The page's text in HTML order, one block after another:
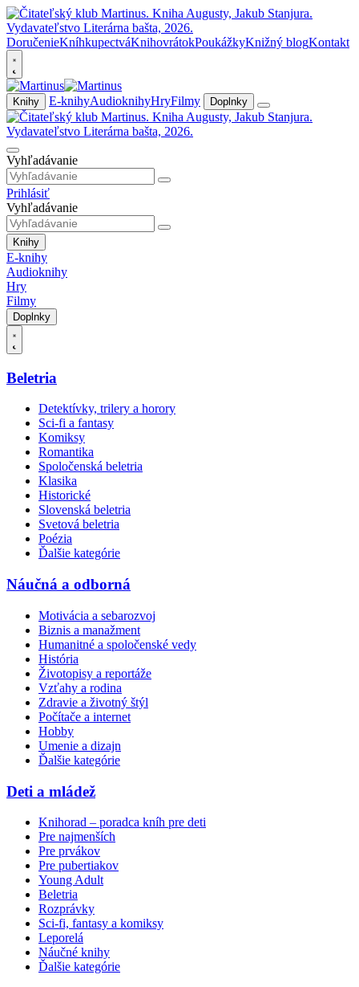
DoručenieKníhkupectváKnihovrátokPoukážkyKnižný blogKontakt
Knihy E-knihyAudioknihyHryFilmy Doplnky
Vyhľadávanie
Prihlásiť
Vyhľadávanie
Knihy
E-knihy
Audioknihy
Hry
Filmy
Doplnky
Beletria
Detektívky, trilery a horory
Sci-fi a fantasy
Komiksy
Romantika
Spoločenská beletria
Klasika
Historické
Slovenská beletria
Svetová beletria
Poézia
Ďalšie kategórie
Náučná a odborná
Motivácia a sebarozvoj
Biznis a manažment
Humanitné a spoločenské vedy
História
Životopisy a reportáže
Vzťahy a rodina
Zdravie a životný štýl
Počítače a internet
Hobby
Umenie a dizajn
Ďalšie kategórie
Deti a mládež
Knihorad – poradca kníh pre deti
Pre najmenších
Pre prvákov
Pre pubertiakov
Young Adult
Beletria
Rozprávky
Sci-fi, fantasy a komiksy
Leporelá
Náučné knihy
Ďalšie kategórie